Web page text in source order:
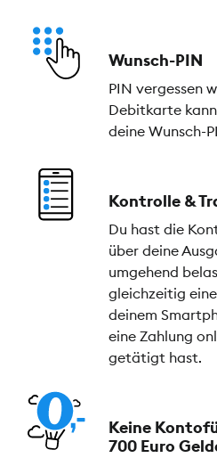
Wunsch-PIN
PIN vergessen
Debitkarte
deine Wunsch-
Kontrolle &
Du hast die
über deine
umgehend
gleichzeitig
deinem
eine Zahlung
getätigt hast.
Keine
700 Euro